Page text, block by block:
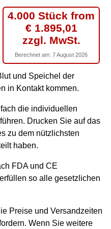
4.000 Stück from
€ 1.895,01
zzgl. MwSt.
Berechnet am: 7 August 2026
und Speichel der
in Kontakt kommen.
die individuellen
Drucken Sie auf das
zu dem nützlichsten
haben.
FDA und CE
so alle gesetzlichen
Preise und Versandzeiten
Wenn Sie weitere